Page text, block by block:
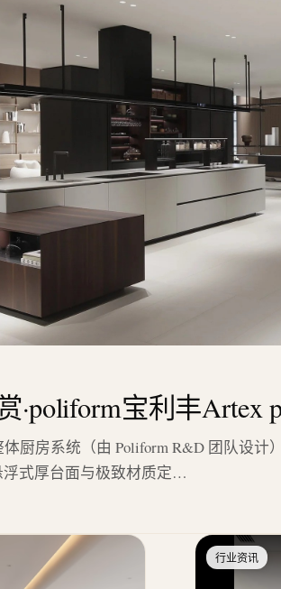
·poliform宝利丰Artex
厨房系统（由 Poliform R&D 团队设计
式厚台面与极致材质定…
行业资讯